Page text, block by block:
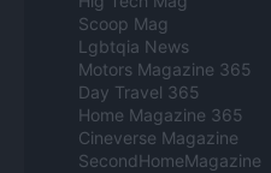
Scoop Mag
Lgbtqia News
Motors Magazine 365
Day Travel 365
Home Magazine 365
Cineverse Magazine
SecondHomeMagazine